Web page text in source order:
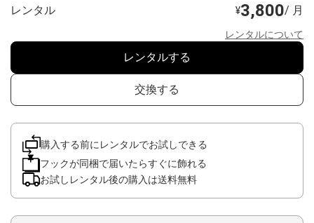
レンタル ¥3,800/ 月
レンタルについて
レンタルする
交換する
購入する前にレンタルでお試しできる
フックが同梱で届いたらすぐに飾れる
お試しレンタル後の購入は送料無料